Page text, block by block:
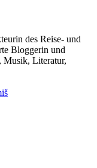
des Reise- und
Bloggerin und
Musik, Literatur,